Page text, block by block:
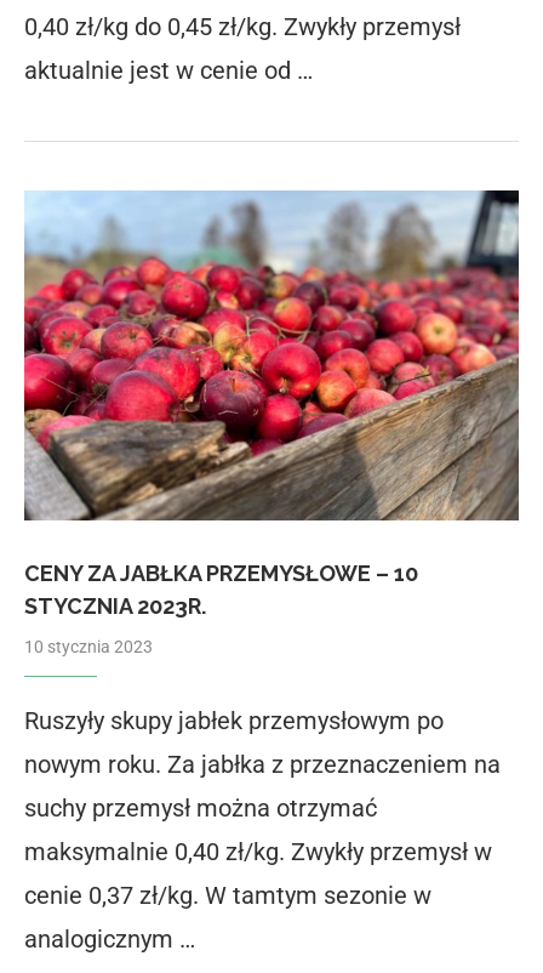
0,40 zł/kg do 0,45 zł/kg. Zwykły przemysł
aktualnie jest w cenie od …
CENY ZA JABŁKA PRZEMYSŁOWE – 10
STYCZNIA 2023R.
10 stycznia 2023
Ruszyły skupy jabłek przemysłowym po
nowym roku. Za jabłka z przeznaczeniem na
suchy przemysł można otrzymać
maksymalnie 0,40 zł/kg. Zwykły przemysł w
cenie 0,37 zł/kg. W tamtym sezonie w
analogicznym …